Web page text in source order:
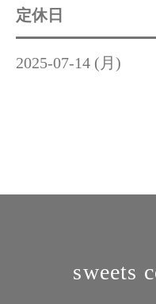
定休日
2025-07-14 (月)
sweets